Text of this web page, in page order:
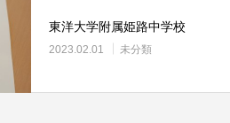
東洋大学附属姫路中学校
2023.02.01 未分類